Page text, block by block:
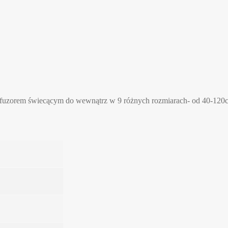
świecącym do wewnątrz w 9 różnych rozmiarach- od 40-